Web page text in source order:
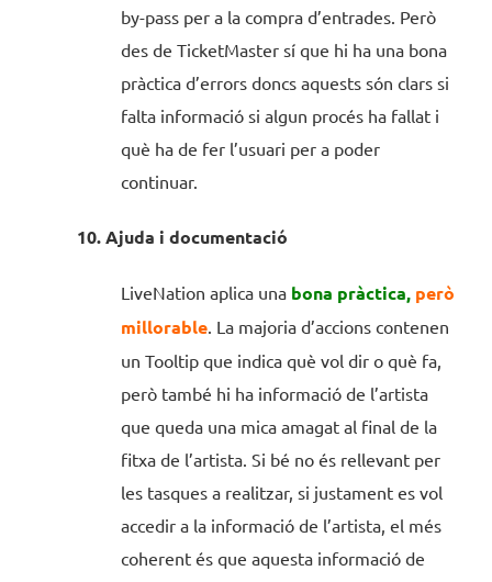
by-pass per a la compra d’entrades. Però
des de TicketMaster sí que hi ha una bona
pràctica d’errors doncs aquests són clars si
falta informació si algun procés ha fallat i
què ha de fer l’usuari per a poder
continuar.
10. Ajuda i documentació
LiveNation aplica una bona pràctica, però
millorable. La majoria d’accions contenen
un Tooltip que indica què vol dir o què fa,
però també hi ha informació de l’artista
que queda una mica amagat al final de la
fitxa de l’artista. Si bé no és rellevant per
les tasques a realitzar, si justament es vol
accedir a la informació de l’artista, el més
coherent és que aquesta informació de